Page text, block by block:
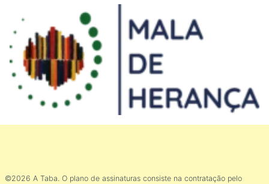
©2026 A Taba. O plano de assinaturas consiste na contratação pelo